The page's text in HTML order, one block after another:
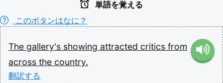
単語を覚える
このボタンはなに？
The gallery's showing attracted critics from
across the country.
翻訳する